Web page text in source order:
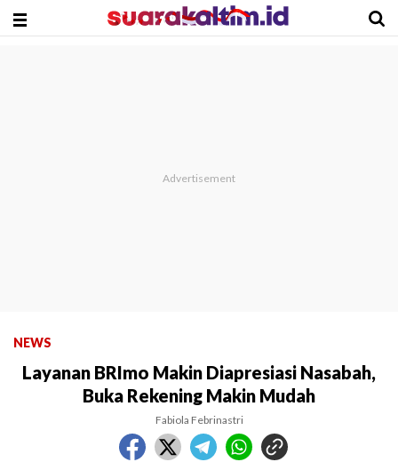
NEWS
Layanan BRImo Makin Diapresiasi Nasabah,
Buka Rekening Makin Mudah
Fabiola Febrinastri